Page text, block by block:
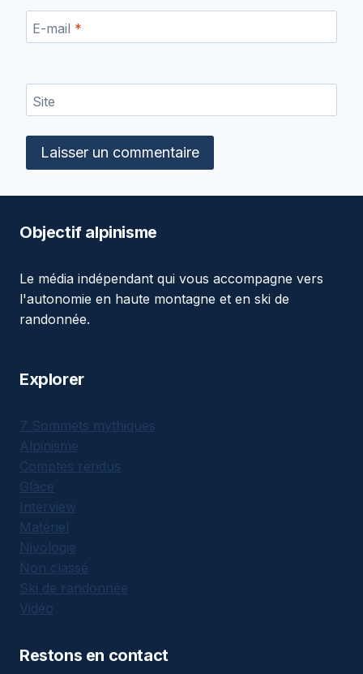
E-mail *
Site
Objectif alpinisme
Le média indépendant qui vous accompagne vers
l'autonomie en haute montagne et en ski de
randonnée.
Explorer
7 Sommets mythiques
Alpinisme
Comptes rendus
Glace
Interview
Matériel
Nivologie
Non classé
Ski de randonnée
Vidéo
Restons en contact